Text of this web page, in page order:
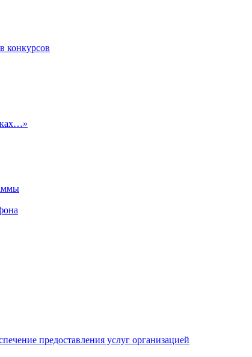
конкурсов
предоставления услуг организацией